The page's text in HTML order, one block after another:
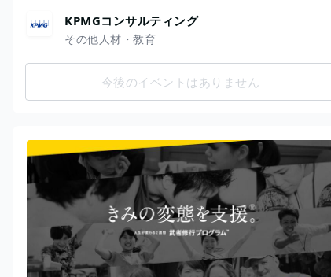
KPMGコンサルティング
その他人材・教育
今後のイベントはありません